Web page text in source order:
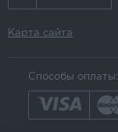
Карта сайта
Способы оплаты: